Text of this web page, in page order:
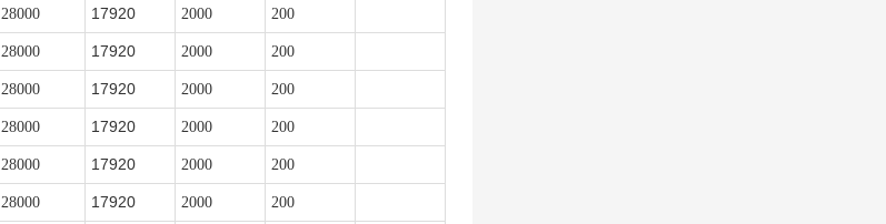
28000 17920 2000 200
28000 17920 2000 200
28000 17920 2000 200
28000 17920 2000 200
28000 17920 2000 200
28000 17920 2000 200